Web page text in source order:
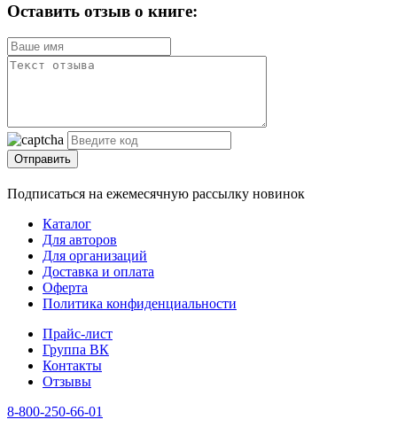
Оставить отзыв о книге:
Отправить
Подписаться на ежемесячную рассылку новинок
Каталог
Для авторов
Для организаций
Доставка и оплата
Оферта
Политика конфиденциальности
Прайс-лист
Группа ВК
Контакты
Отзывы
8-800-250-66-01